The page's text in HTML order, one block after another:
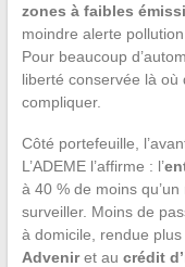
zones à faibles
moindre alerte
Pour beaucoup
liberté conservée là où
compliquer.
Côté portefeuille,
L’ADEME l’affirme : l’
à 40 % de moins
surveiller. Moins de
à domicile, rendue
Adveniret au crédit